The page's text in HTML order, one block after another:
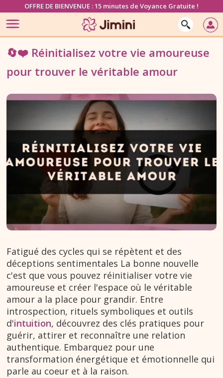
OFFRE DE BIENVENUE : 15 minutes de Voyance Gratuite !
🔄❤️ Réinitialisez votre vie amoureuse
pour trouver le véritable amour
Fatigué des cycles qui se répètent et des
déceptions sentimentales La bonne nouvelle
c'est que vous pouvez réinitialiser votre vie
amoureuse et créer l'espace où le véritable
amour a la place pour grandir. Entre
introspection, rituels symboliques et outils
d'intuition, découvrez des clés pratiques pour
guérir, attirer et reconnaître une relation
authentique. Embarquez pour une
transformation énergétique et émotionnelle qui
parle au coeur et à la raison.